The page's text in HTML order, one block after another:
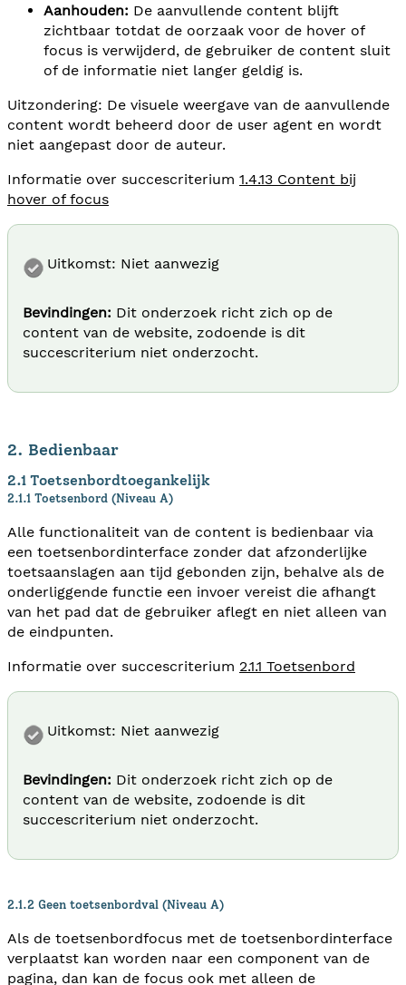
Aanhouden: De aanvullende content blijft
zichtbaar totdat de oorzaak voor de hover of
focus is verwijderd, de gebruiker de content sluit
of de informatie niet langer geldig is.
Uitzondering: De visuele weergave van de aanvullende
content wordt beheerd door de user agent en wordt
niet aangepast door de auteur.
Informatie over succescriterium 1.4.13 Content bij
hover of focus
Uitkomst: Niet aanwezig
Bevindingen: Dit onderzoek richt zich op de
content van de website, zodoende is dit
succescriterium niet onderzocht.
2. Bedienbaar
2.1 Toetsenbordtoegankelijk
2.1.1 Toetsenbord (Niveau A)
Alle functionaliteit van de content is bedienbaar via
een toetsenbordinterface zonder dat afzonderlijke
toetsaanslagen aan tijd gebonden zijn, behalve als de
onderliggende functie een invoer vereist die afhangt
van het pad dat de gebruiker aflegt en niet alleen van
de eindpunten.
Informatie over succescriterium 2.1.1 Toetsenbord
Uitkomst: Niet aanwezig
Bevindingen: Dit onderzoek richt zich op de
content van de website, zodoende is dit
succescriterium niet onderzocht.
2.1.2 Geen toetsenbordval (Niveau A)
Als de toetsenbordfocus met de toetsenbordinterface
verplaatst kan worden naar een component van de
pagina, dan kan de focus ook met alleen de